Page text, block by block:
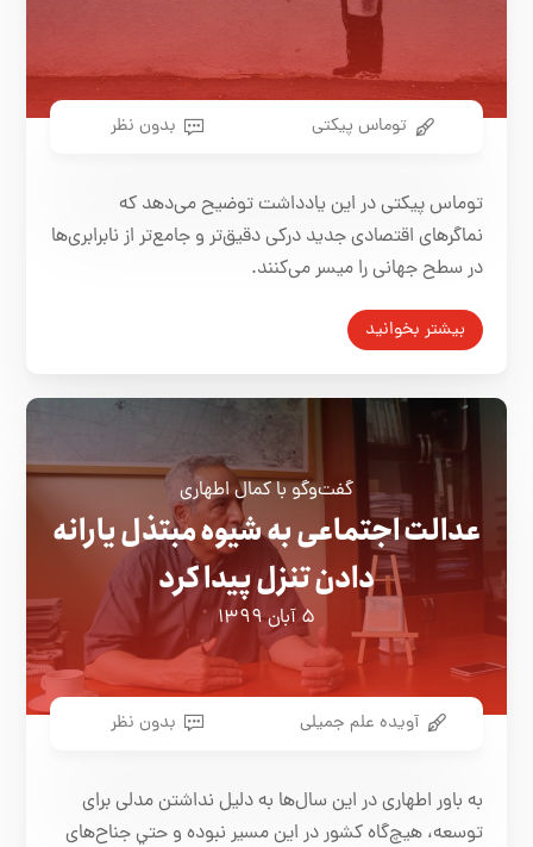
توماس پیکتی بدون نظر
توماس پیکتی در این یادداشت توضیح می‌دهد که
نماگرهای اقتصادی جدید درکی دقیق‌تر و جامع‌تر از نابرابری‌ها
در سطح جهانی را میسر می‌کنند.
بیشتر بخوانید
گفت‌وگو با كمال اطهاری
عدالت اجتماعی به شیوه مبتذل یارانه
دادن تنزل پیدا کرد
۵ آبان ۱۳۹۹
آويده علم جميلی بدون نظر
به باور اطهاری در اين سال‌ها به دليل نداشتن مدلی برای
توسعه، هيچ‌گاه كشور در اين مسير نبوده و حتي جناح‌های